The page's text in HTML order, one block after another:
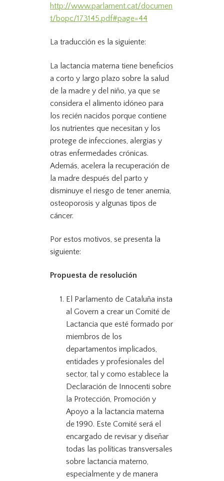
http://www.parlament.cat/documen
t/bopc/173145.pdf#page=44
La traducción es la siguiente:
La lactancia materna tiene beneficios
a corto y largo plazo sobre la salud
de la madre y del niño, ya que se
considera el alimento idóneo para
los recién nacidos porque contiene
los nutrientes que necesitan y los
protege de infecciones, alergias y
otras enfermedades crónicas.
Además, acelera la recuperación de
la madre después del parto y
disminuye el riesgo de tener anemia,
osteoporosis y algunas tipos de
cáncer.
Por estos motivos, se presenta la
siguiente:
Propuesta de resolución
El Parlamento de Cataluña insta
al Govern a crear un Comité de
Lactancia que esté formado por
miembros de los
departamentos implicados,
entidades y profesionales del
sector, tal y como establece la
Declaración de Innocenti sobre
la Protección, Promoción y
Apoyo a la lactancia materna
de 1990. Este Comité será el
encargado de revisar y diseñar
todas las políticas transversales
sobre lactancia materno,
especialmente y de manera